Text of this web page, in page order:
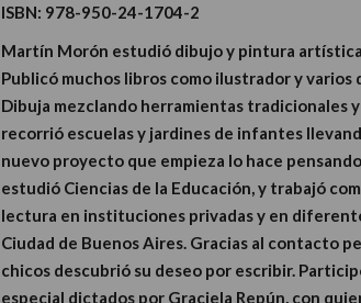
ISBN: 978-950-24-1704-2
Martín Morón estudió dibujo y pintura
Publicó muchos libros como ilustrador y
Dibuja mezclando herramientas tradicionales
recorrió escuelas y jardines de infantes
nuevo proyecto que empieza lo hace
estudió Ciencias de la Educación, y trabajó
lectura en instituciones privadas y en
Ciudad de Buenos Aires. Gracias al contacto
chicos descubrió su deseo por escribir.
especial dictados por Graciela Repún, con